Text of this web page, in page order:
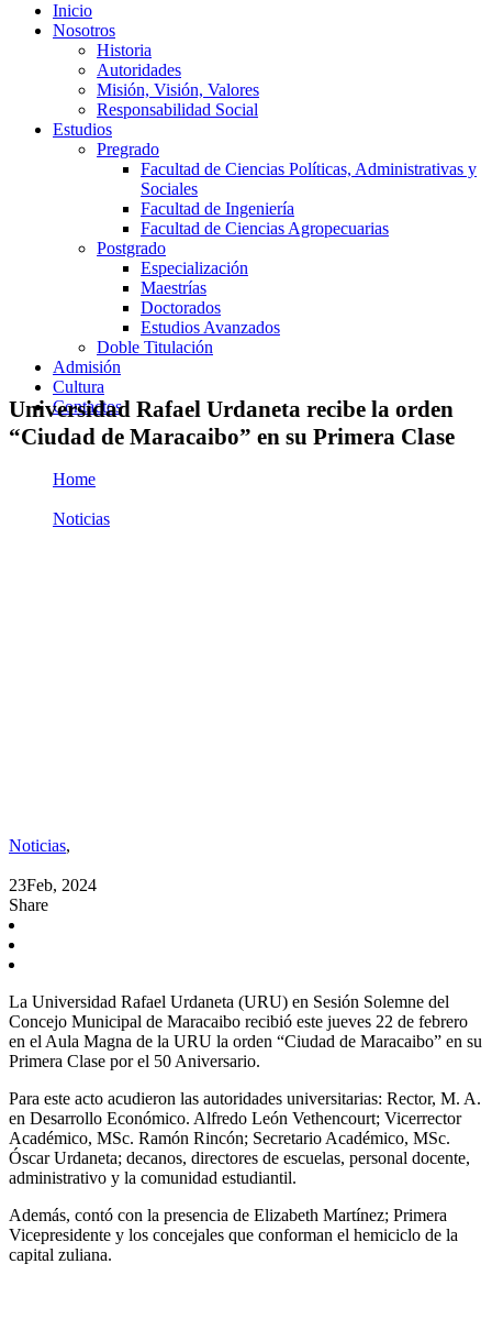
Inicio
Nosotros
Historia
Autoridades
Misión, Visión, Valores
Responsabilidad Social
Estudios
Pregrado
Facultad de Ciencias Políticas, Administrativas y
Sociales
Facultad de Ingeniería
Facultad de Ciencias Agropecuarias
Postgrado
Especialización
Maestrías
Doctorados
Estudios Avanzados
Doble Titulación
Admisión
Cultura
Contactos
Universidad Rafael Urdaneta recibe la orden
“Ciudad de Maracaibo” en su Primera Clase
Home
Noticias
Noticias,
23Feb, 2024
Share
La Universidad Rafael Urdaneta (URU) en Sesión Solemne del
Concejo Municipal de Maracaibo recibió este jueves 22 de febrero
en el Aula Magna de la URU la orden “Ciudad de Maracaibo” en su
Primera Clase por el 50 Aniversario.
Para este acto acudieron las autoridades universitarias: Rector, M. A.
en Desarrollo Económico. Alfredo León Vethencourt; Vicerrector
Académico, MSc. Ramón Rincón; Secretario Académico, MSc.
Óscar Urdaneta; decanos, directores de escuelas, personal docente,
administrativo y la comunidad estudiantil.
Además, contó con la presencia de Elizabeth Martínez; Primera
Vicepresidente y los concejales que conforman el hemiciclo de la
capital zuliana.